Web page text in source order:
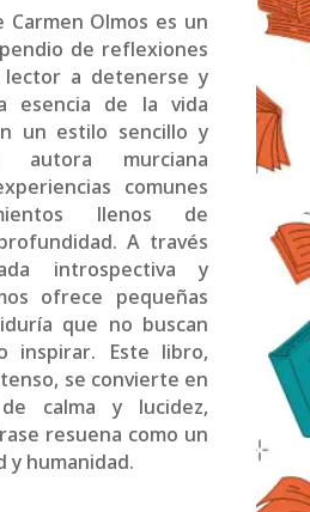
Carmen Olmos es un
de reflexiones
a detenerse y
esencia de la vida
un estilo sencillo y
murciana
comunes
llenos de
A través
introspectiva y
ofrece pequeñas
que no buscan
inspirar. Este libro,
se convierte en
calma y lucidez,
resuena como un
y humanidad.